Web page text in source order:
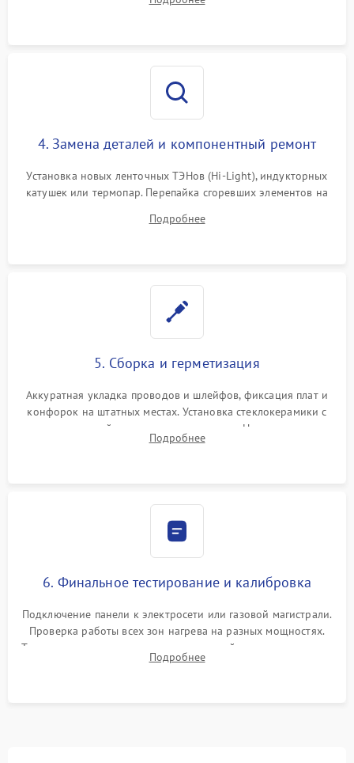
индукции). Проверка кранов и газ-контроля (для газовых
4. Замена деталей и компонентный ремонт
Установка новых ленточных ТЭНов (Hi-Light), индукторных
катушек или термопар. Перепайка сгоревших элементов на
дорожек. Очистка контактов и замена поврежденной
Подробнее
5. Сборка и герметизация
Аккуратная укладка проводов и шлейфов, фиксация плат и
конфорок на штатных местах. Установка стеклокерамики с
проверкой равномерности зазоров. Нанесение
термостойкого герметика или укладка уплотнительной
Подробнее
6. Финальное тестирование и калибровка
Подключение панели к электросети или газовой магистрали.
Проверка работы всех зон нагрева на разных мощностях.
Тестирование сенсорного управления, таймера, индикаторов
остаточного тепла и систем защиты от перегрева.
Подробнее